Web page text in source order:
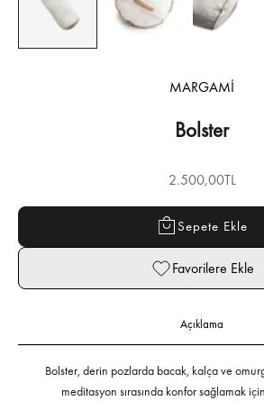
MARGAMİ
Bolster
İndirimli fiyat
2.500,00TL
Sepete Ekle
Favorilere Ekle
Açıklama
Bolster, derin pozlarda bacak, kalça ve
meditasyon sırasında konfor sağlamak